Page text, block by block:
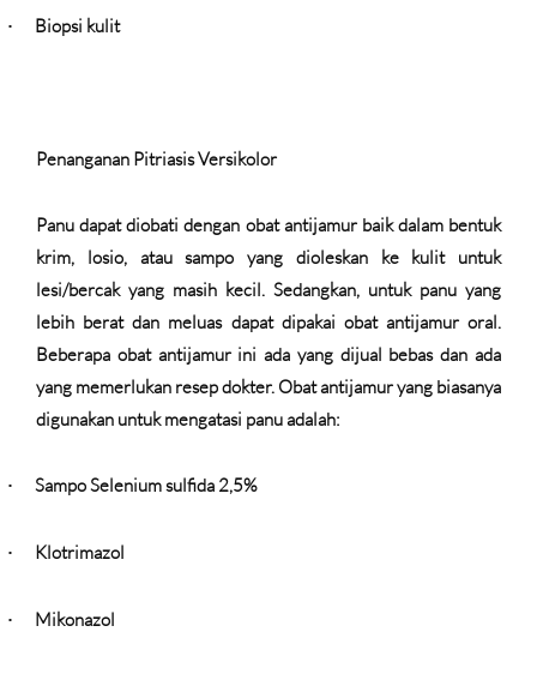
· Biopsi kulit
Penanganan Pitriasis Versikolor
Panu dapat diobati dengan obat antijamur baik dalam bentuk
krim, losio, atau sampo yang dioleskan ke kulit untuk
lesi/bercak yang masih kecil. Sedangkan, untuk panu yang
lebih berat dan meluas dapat dipakai obat antijamur oral.
Beberapa obat antijamur ini ada yang dijual bebas dan ada
yang memerlukan resep dokter. Obat antijamur yang biasanya
digunakan untuk mengatasi panu adalah:
· Sampo Selenium sulfida 2,5%
· Klotrimazol
· Mikonazol